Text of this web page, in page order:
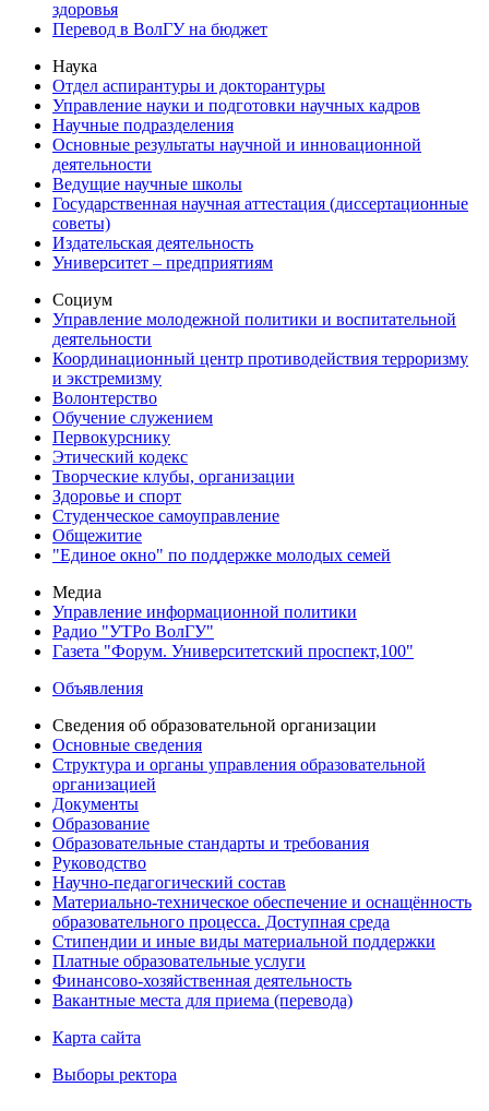
здоровья
Перевод в ВолГУ на бюджет
Наука
Отдел аспирантуры и докторантуры
Управление науки и подготовки научных кадров
Научные подразделения
Основные результаты научной и инновационной
деятельности
Ведущие научные школы
Государственная научная аттестация (диссертационные
советы)
Издательская деятельность
Университет – предприятиям
Социум
Управление молодежной политики и воспитательной
деятельности
Координационный центр противодействия терроризму
и экстремизму
Волонтерство
Обучение служением
Первокурснику
Этический кодекс
Творческие клубы, организации
Здоровье и спорт
Студенческое самоуправление
Общежитие
"Единое окно" по поддержке молодых семей
Медиа
Управление информационной политики
Радио "УТРо ВолГУ"
Газета "Форум. Университетский проспект,100"
Объявления
Сведения об образовательной организации
Основные сведения
Структура и органы управления образовательной
организацией
Документы
Образование
Образовательные стандарты и требования
Руководство
Научно-педагогический состав
Материально-техническое обеспечение и оснащённость
образовательного процесса. Доступная среда
Стипендии и иные виды материальной поддержки
Платные образовательные услуги
Финансово-хозяйственная деятельность
Вакантные места для приема (перевода)
Карта сайта
Выборы ректора